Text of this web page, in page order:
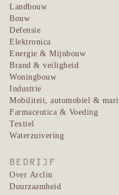
Landbouw
Bouw
Defensie
Elektronica
Energie & Mijnbouw
Brand & veiligheid
Woningbouw
Industrie
Mobiliteit, automobiel &
Farmaceutica & Voeding
Textiel
Waterzuivering
BEDRIJF
Over Arclin
Duurzaamheid